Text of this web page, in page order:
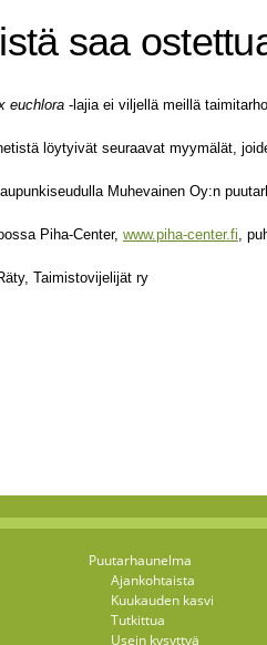
saa
euchlora -lajia ei viljellä meillä
löytyivät seuraavat myymälät,
Muhevainen Oy:n
Piha-Center, www.piha-center.fi,
Taimistovijelijät ry
Puutarhaunelma
Ajankohtaista
Kuukauden kasvi
Tutkittua
Usein kysyttyä